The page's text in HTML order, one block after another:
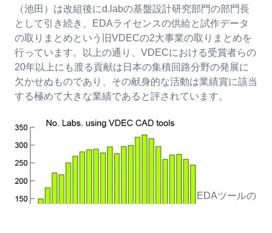
（池田）は改組後にd.labの基盤設計研究部門の部門長
として引き続き、EDAライセンスの供給と試作データ
の取りまとめという旧VDECの2大事業の取りまとめを
行っています。以上の通り、VDECにおける受賞者らの
20年以上にも渡る貢献は日本の集積回路分野の発展に
欠かせぬものであり、その献身的な活動は業績賞に該当
する極めて大きな業績であると評されています。
EDAツールの